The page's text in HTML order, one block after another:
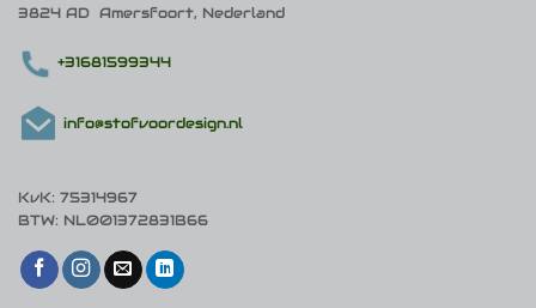
3824 AD Amersfoort, Nederland
+31681599344
info@stofvoordesign.nl
KvK: 75314967
BTW: NL001372831B66